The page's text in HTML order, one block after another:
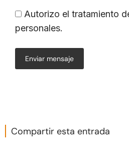
Autorizo el tratamiento
personales.
Enviar mensaje
Compartir esta entrada